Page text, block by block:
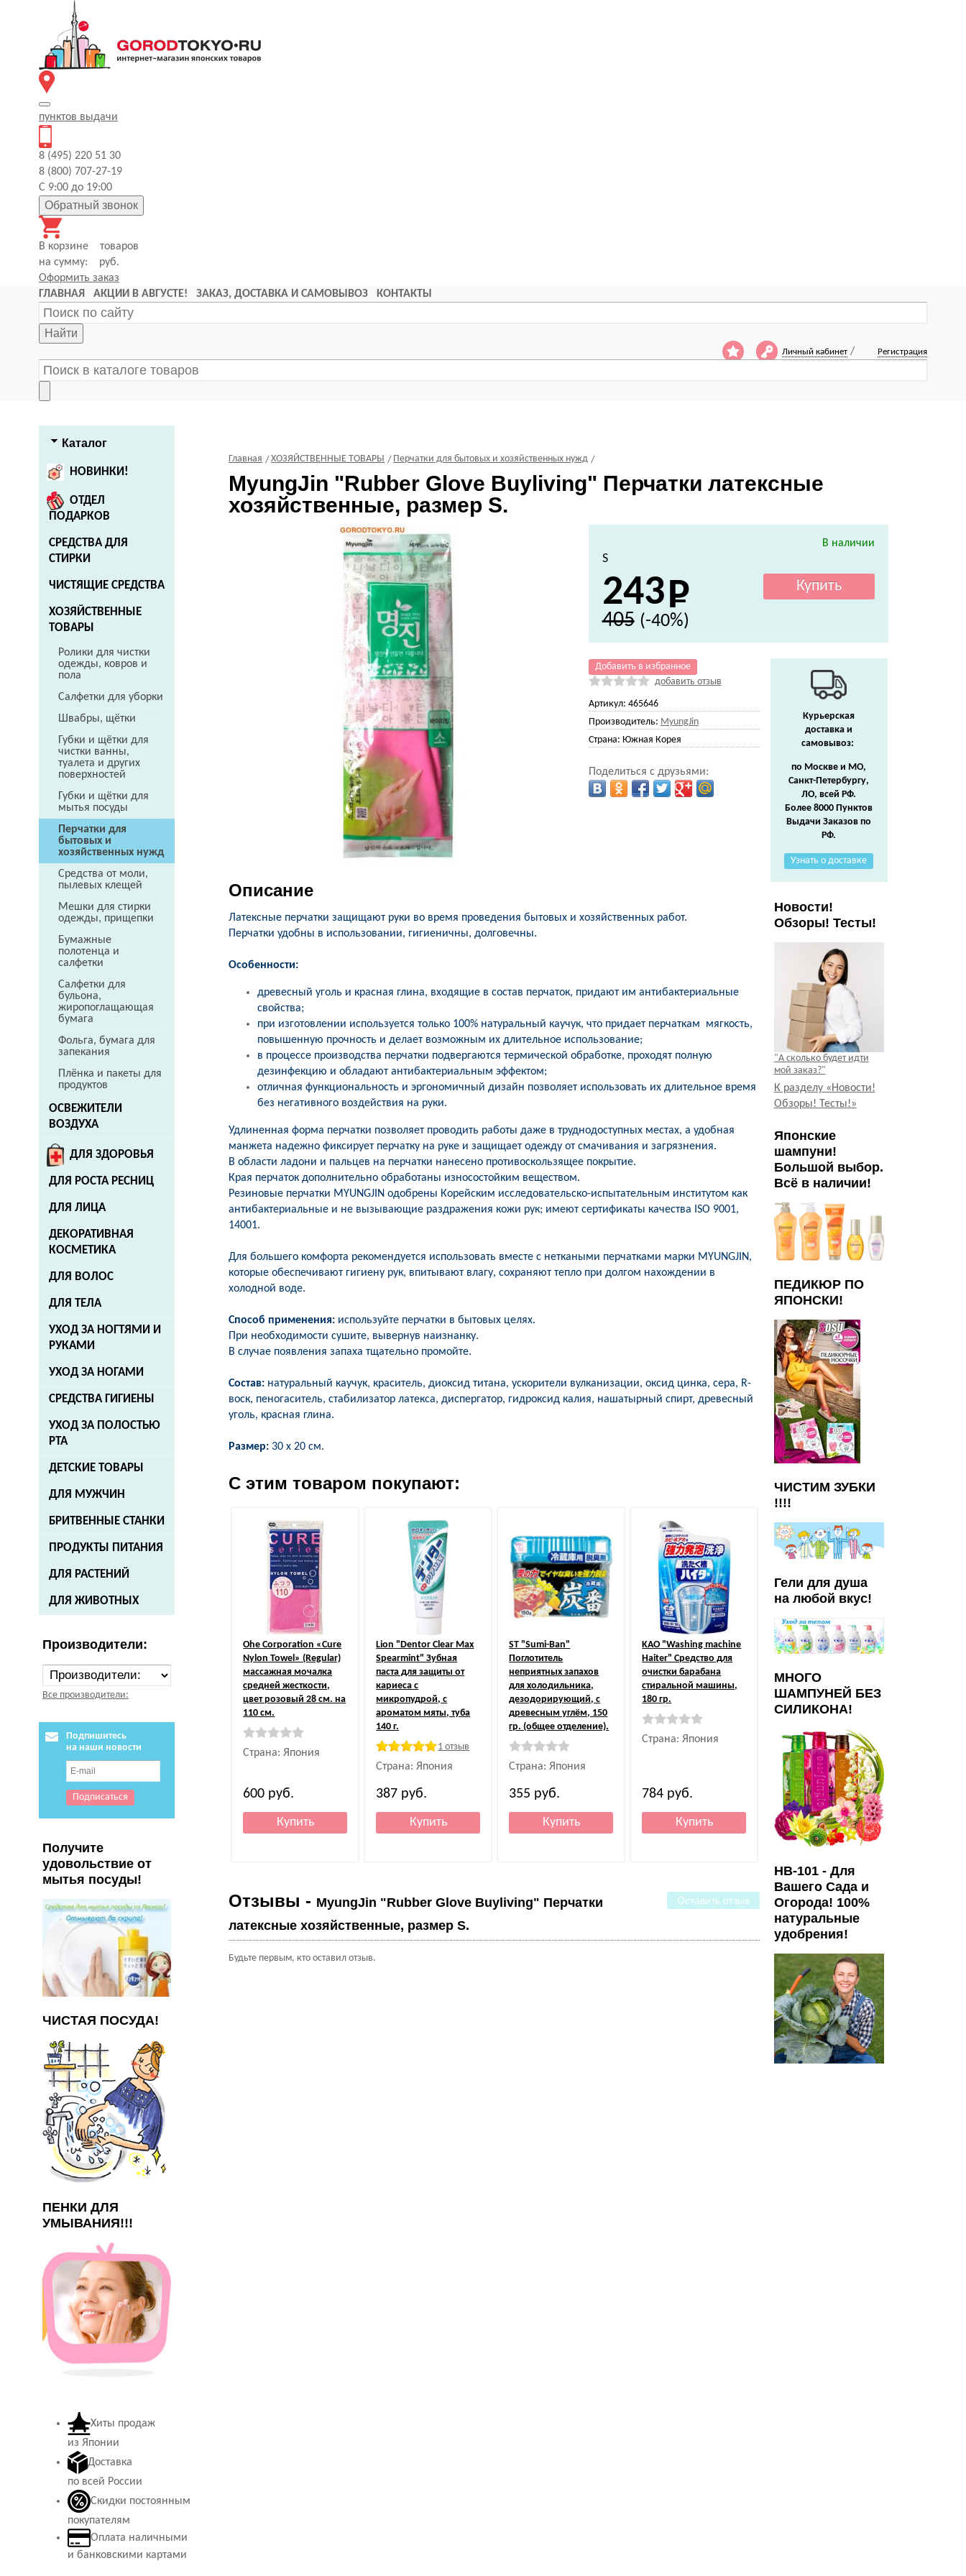
пунктов выдачи
8 (495) 220 51 30
8 (800) 707-27-19
С 9:00 до 19:00
Обратный звонок
В корзине
товаров
на сумму:
руб.
Оформить заказ
ГЛАВНАЯ
АКЦИИ В АВГУСТЕ! ЗАКАЗ, ДОСТАВКА И САМОВЫВОЗ КОНТАКТЫ
Найти
Личный кабинет / Регистрация
Каталог
НОВИНКИ!
ОТДЕЛ
ПОДАРКОВ
СРЕДСТВА ДЛЯ
СТИРКИ
ЧИСТЯЩИЕ СРЕДСТВА
ХОЗЯЙСТВЕННЫЕ
ТОВАРЫ
Ролики для чистки
одежды, ковров и
пола
Салфетки для уборки
Швабры, щётки
Губки и щётки для
чистки ванны,
туалета и других
поверхностей
Губки и щётки для
мытья посуды
Перчатки для
бытовых и
хозяйственных нужд
Средства от моли,
пылевых клещей
Мешки для стирки
одежды, прищепки
Бумажные
полотенца и
салфетки
Салфетки для
бульона,
жиропоглащающая
бумага
Фольга, бумага для
запекания
Плёнка и пакеты для
продуктов
ОСВЕЖИТЕЛИ
ВОЗДУХА
ДЛЯ ЗДОРОВЬЯ
ДЛЯ РОСТА РЕСНИЦ
ДЛЯ ЛИЦА
ДЕКОРАТИВНАЯ
КОСМЕТИКА
ДЛЯ ВОЛОС
ДЛЯ ТЕЛА
УХОД ЗА НОГТЯМИ И
РУКАМИ
УХОД ЗА НОГАМИ
СРЕДСТВА ГИГИЕНЫ
УХОД ЗА ПОЛОСТЬЮ
РТА
ДЕТСКИЕ ТОВАРЫ
ДЛЯ МУЖЧИН
БРИТВЕННЫЕ СТАНКИ
ПРОДУКТЫ ПИТАНИЯ
ДЛЯ РАСТЕНИЙ
ДЛЯ ЖИВОТНЫХ
Производители:
Все производители:
Подпишитесь
на наши новости
Получите
удовольствие от
мытья посуды!
ЧИСТАЯ ПОСУДА!
ПЕНКИ ДЛЯ
УМЫВАНИЯ!!!
Главная ХОЗЯЙСТВЕННЫЕ ТОВАРЫ Перчатки для бытовых и хозяйственных нужд
MyungJin "Rubber Glove Buyliving" Перчатки латексные
хозяйственные, размер S.
В наличии
S
243
405 (-40%)
Добавить в избранное
добавить отзыв
Артикул: 465646
Производитель: MyungJin
Страна: Южная Корея
Поделиться с друзьями:
Описание
Латексные перчатки защищают руки во время проведения бытовых и хозяйственных работ.
Перчатки удобны в использовании, гигиеничны, долговечны.
Особенности:
древесный уголь и красная глина, входящие в состав перчаток, придают им антибактериальные
свойства;
при изготовлении используется только 100% натуральный каучук, что придает перчаткам мягкость,
повышенную прочность и делает возможным их длительное использование;
в процессе производства перчатки подвергаются термической обработке, проходят полную
дезинфекцию и обладают антибактериальным эффектом;
отличная функциональность и эргономичный дизайн позволяет использовать их длительное время
без негативного воздействия на руки.
Удлиненная форма перчатки позволяет проводить работы даже в труднодоступных местах, а удобная
манжета надежно фиксирует перчатку на руке и защищает одежду от смачивания и загрязнения.
В области ладони и пальцев на перчатки нанесено противоскользящее покрытие.
Края перчаток дополнительно обработаны износостойким веществом.
Резиновые перчатки MYUNGJIN одобрены Корейским исследовательско-испытательным институтом как
антибактериальные и не вызывающие раздражения кожи рук; имеют сертификаты качества ISO 9001,
14001.
Для большего комфорта рекомендуется использовать вместе с неткаными перчатками марки MYUNGJIN,
которые обеспечивают гигиену рук, впитывают влагу, сохраняют тепло при долгом нахождении в
холодной воде.
Способ применения: используйте перчатки в бытовых целях.
При необходимости сушите, вывернув наизнанку.
В случае появления запаха тщательно промойте.
Состав: натуральный каучук, краситель, диоксид титана, ускорители вулканизации, оксид цинка, сера, R-
воск, пеногаситель, стабилизатор латекса, диспергатор, гидроксид калия, нашатырный спирт, древесный
уголь, красная глина.
Размер: 30 x 20 см.
С этим товаром покупают:
Ohe Corporation «Cure
Nylon Towel» (Regular)
массажная мочалка
средней жесткости,
цвет розовый 28 см. на
110 см.
Страна: Япония
600 руб.
Lion "Dentor Clear Max
Spearmint" Зубная
паста для защиты от
кариеса с
микропудрой, с
ароматом мяты, туба
140 г.
1 отзыв
Страна: Япония
387 руб.
ST "Sumi-Ban"
Поглотитель
неприятных запахов
для холодильника,
дезодорирующий, с
древесным углём, 150
гр. (общее отделение).
Страна: Япония
355 руб.
KAO"Washing machine
Haiter" Средство для
очистки барабана
стиральной машины,
180 гр.
Страна: Япония
784 руб.
Оставить отзыв
Отзывы - MyungJin "Rubber Glove Buyliving" Перчатки
латексные хозяйственные, размер S.
Будьте первым, кто оставил отзыв.
Курьерская
доставка и
самовывоз:
по Москве и МО,
Санкт-Петербургу,
ЛО, всей РФ.
Более 8000 Пунктов
Выдачи Заказов по
РФ.
Узнать о доставке
Новости!
Обзоры! Тесты!
"А сколько будет идти
мой заказ?"
К разделу «Новости!
Обзоры! Тесты!»
Японские
шампуни!
Большой выбор.
Всё в наличии!
ПЕДИКЮР ПО
ЯПОНСКИ!
ЧИСТИМ ЗУБКИ
!!!!
Гели для душа
на любой вкус!
МНОГО
ШАМПУНЕЙ БЕЗ
СИЛИКОНА!
HB-101 - Для
Вашего Сада и
Огорода! 100%
натуральные
удобрения!
Хиты продаж
из Японии
Доставка
по всей России
Скидки постоянным
покупателям
Оплата наличными
и банковскими картами